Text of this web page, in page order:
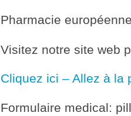
Pharmacie
Visitez notre site web
Cliquez ici – Allez à la
Formulaire medical: pill